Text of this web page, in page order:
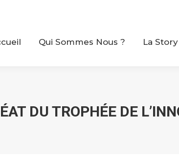
Qui Sommes Nous ? La Story
DU TROPHÉE DE